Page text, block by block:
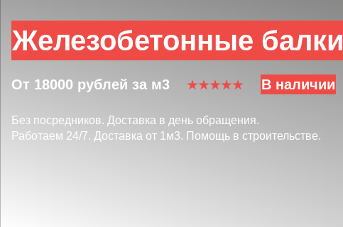
Железобетонные балки
От 18000 рублей за м3 В наличии
Без посредников. Доставка в день обращения.
Работаем 24/7. Доставка от 1м3. Помощь в строительстве.